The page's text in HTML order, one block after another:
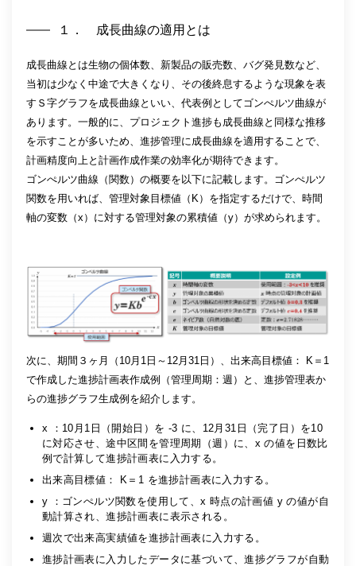
１． 成長曲線の適用とは
成長曲線とは生物の個体数、新製品の販売数、バグ発見数など、
当初は少なく中途で大きくなり、その後終息するような現象を表
すＳ字グラフを成長曲線といい、代表例としてゴンぺルツ曲線が
あります。一般的に、プロジェクト進捗も成長曲線と同様な推移
を示すことが多いため、進捗管理に成長曲線を適用することで、
計画精度向上と計画作成作業の効率化が期待できます。
ゴンぺルツ曲線（関数）の概要を以下に記載します。ゴンぺルツ
関数を用いれば、管理対象目標値（K）を指定するだけで、時間
軸の変数（x）に対する管理対象の累積値（y）が求められます。
次に、期間３ヶ月（10月1日～12月31日）、出来高目標値： K＝1
で作成した進捗計画表作成例（管理周期：週）と、進捗管理表か
らの進捗グラフ生成例を紹介します。
x ：10月1日（開始日）を -3 に、12月31日（完了日）を10
に対応させ、途中区間を管理周期（週）に、x の値を日数比
例で計算して進捗計画表に入力する。
出来高目標値： K＝1 を進捗計画表に入力する。
y ：ゴンぺルツ関数を使用して、x 時点の計画値 y の値が自
動計算され、進捗計画表に表示される。
週次で出来高実績値を進捗計画表に入力する。
進捗計画表に入力したデータに基づいて、進捗グラフが自動